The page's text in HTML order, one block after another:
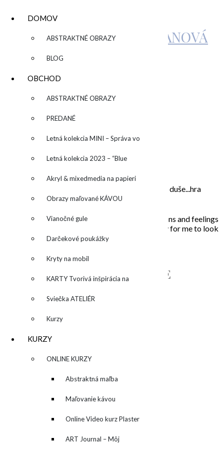
DOMOV
▼ ABSTRAKTNÉ OBRAZY
BLOG
OBCHOD
▼ ABSTRAKTNÉ OBRAZY
PREDANÉ
Letná kolekcia MINI – Správa vo
fľaši
Letná kolekcia 2023 – “Blue
SUN” – “Modré slnko”
Akryl & mixedmedia na papieri
Obrazy maľované KÁVOU
Vianočné gule
Darčekové poukážky
Kryty na mobil
KARTY Tvorivá inšpirácia na
každý deň
Sviečka ATELIÉR
Kurzy
KURZY
▼ ONLINE KURZY
▼ Abstraktná maľba
akrylom (Mixed Media)
Maľovanie kávou
Online Video kurz Plaster
ART
ART Journal – Môj
KATARÍNA SUJOVÁ KALMANOVÁ
XMAS_MINIMAL1
byadminLeave a Comment
O MNE – ABOUT ME
Moje maľovanie je intuitívne, sú to príbehy mojej duše...hra
farieb a ich nekonečných kombinácií na plátne.
In my paintings I try to capture everyday situations and feelings
that touched my soul. Painting is the opportunity for me to look
inside, to unleash what is behind the story…
NAPÍŠTE MI – CONTACT ME